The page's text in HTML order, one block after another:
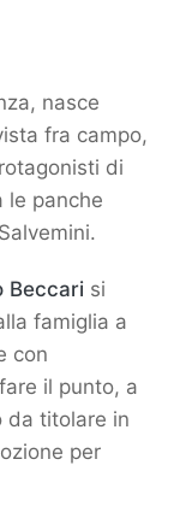
nasce
fra campo,
di
le panche
Beccari si
famiglia a
con
il punto, a
da titolare in
per